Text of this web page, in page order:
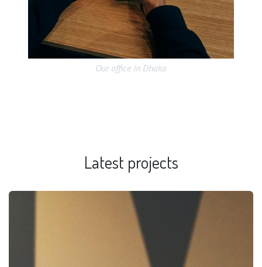
Our office in Dhaka
Latest projects